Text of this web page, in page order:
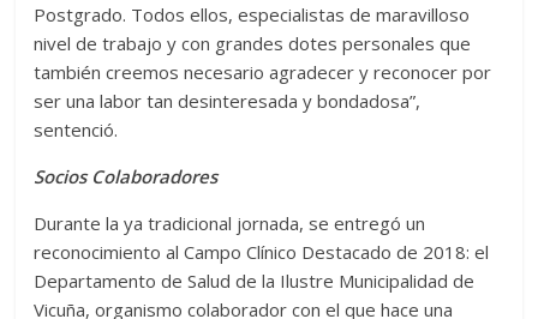
Postgrado. Todos ellos, especialistas de maravilloso
nivel de trabajo y con grandes dotes personales que
también creemos necesario agradecer y reconocer por
ser una labor tan desinteresada y bondadosa”,
sentenció.
Socios Colaboradores
Durante la ya tradicional jornada, se entregó un
reconocimiento al Campo Clínico Destacado de 2018: el
Departamento de Salud de la Ilustre Municipalidad de
Vicuña, organismo colaborador con el que hace una